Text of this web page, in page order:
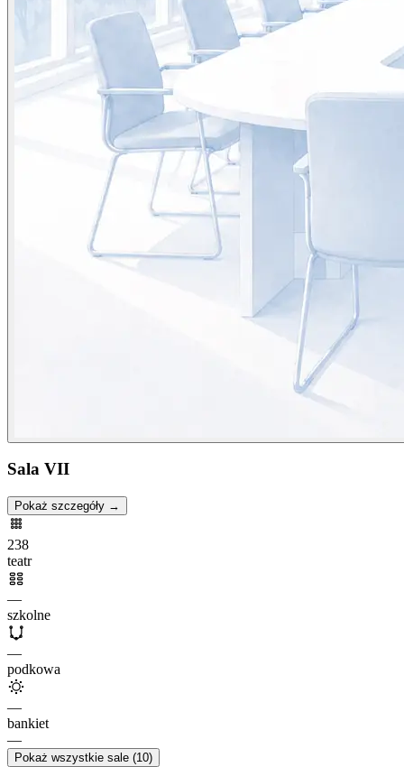
Sala VII
Pokaż szczegóły →
238
teatr
—
szkolne
—
podkowa
—
bankiet
—
Pokaż wszystkie sale (10)